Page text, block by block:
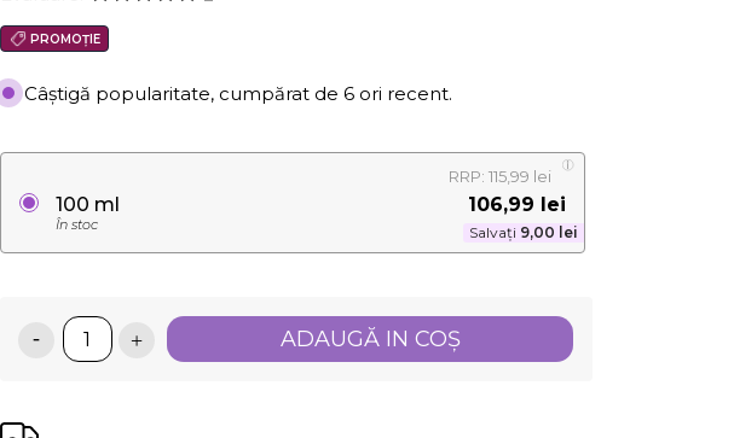
PROMOȚIE
Câștigă popularitate, cumpărat de 6 ori recent.
106,99 lei
Salvați 9,00 lei
100 ml
În stoc
RRP: 115,99 lei
ADAUGĂ IN COŞ